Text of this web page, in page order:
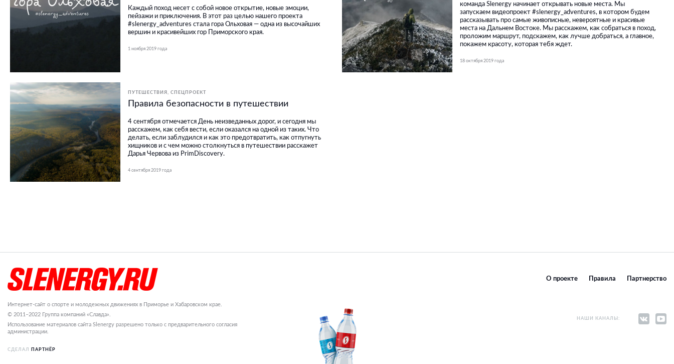
Каждый поход несет с собой новое открытие, новые эмоции,
пейзажи и приключения. В этот раз целью нашего проекта
#slenergy_adventures стала гора Ольховая — одна из высочайших
вершин и красивейших гор Приморского края.
1 ноября 2019 года
команда Slenergy начинает открывать новые места. Мы
запускаем видеопроект #slenergy_adventures, в котором будем
рассказывать про самые живописные, невероятные и красивые
места на Дальнем Востоке. Мы расскажем, как собраться в поход,
проложим маршрут, подскажем, как лучше добраться, а главное,
покажем красоту, которая тебя ждет.
18 октября 2019 года
ПУТЕШЕСТВИЯ СПЕЦПРОЕКТ
Правила безопасности в путешествии
4 сентября отмечается День неизведанных дорог, и сегодня мы
расскажем, как себя вести, если оказался на одной из таких. Что
делать, если заблудился и как это предотвратить, как отпугнуть
хищников и с чем можно столкнуться в путешествии расскажет
Дарья Червова из PrimDiscovery.
4 сентября 2019 года
О проекте Правила Партнерство
Интернет-сайт о спорте и молодежных движениях в Приморье и Хабаровском крае.
© 2011–2022 Группа компаний «Славда».
Использование материалов сайта Slenergy разрешено только с предварительного согласия
администрации.
НАШИ КАНАЛЫ:
СДЕЛАЛ ПАРТНЁР